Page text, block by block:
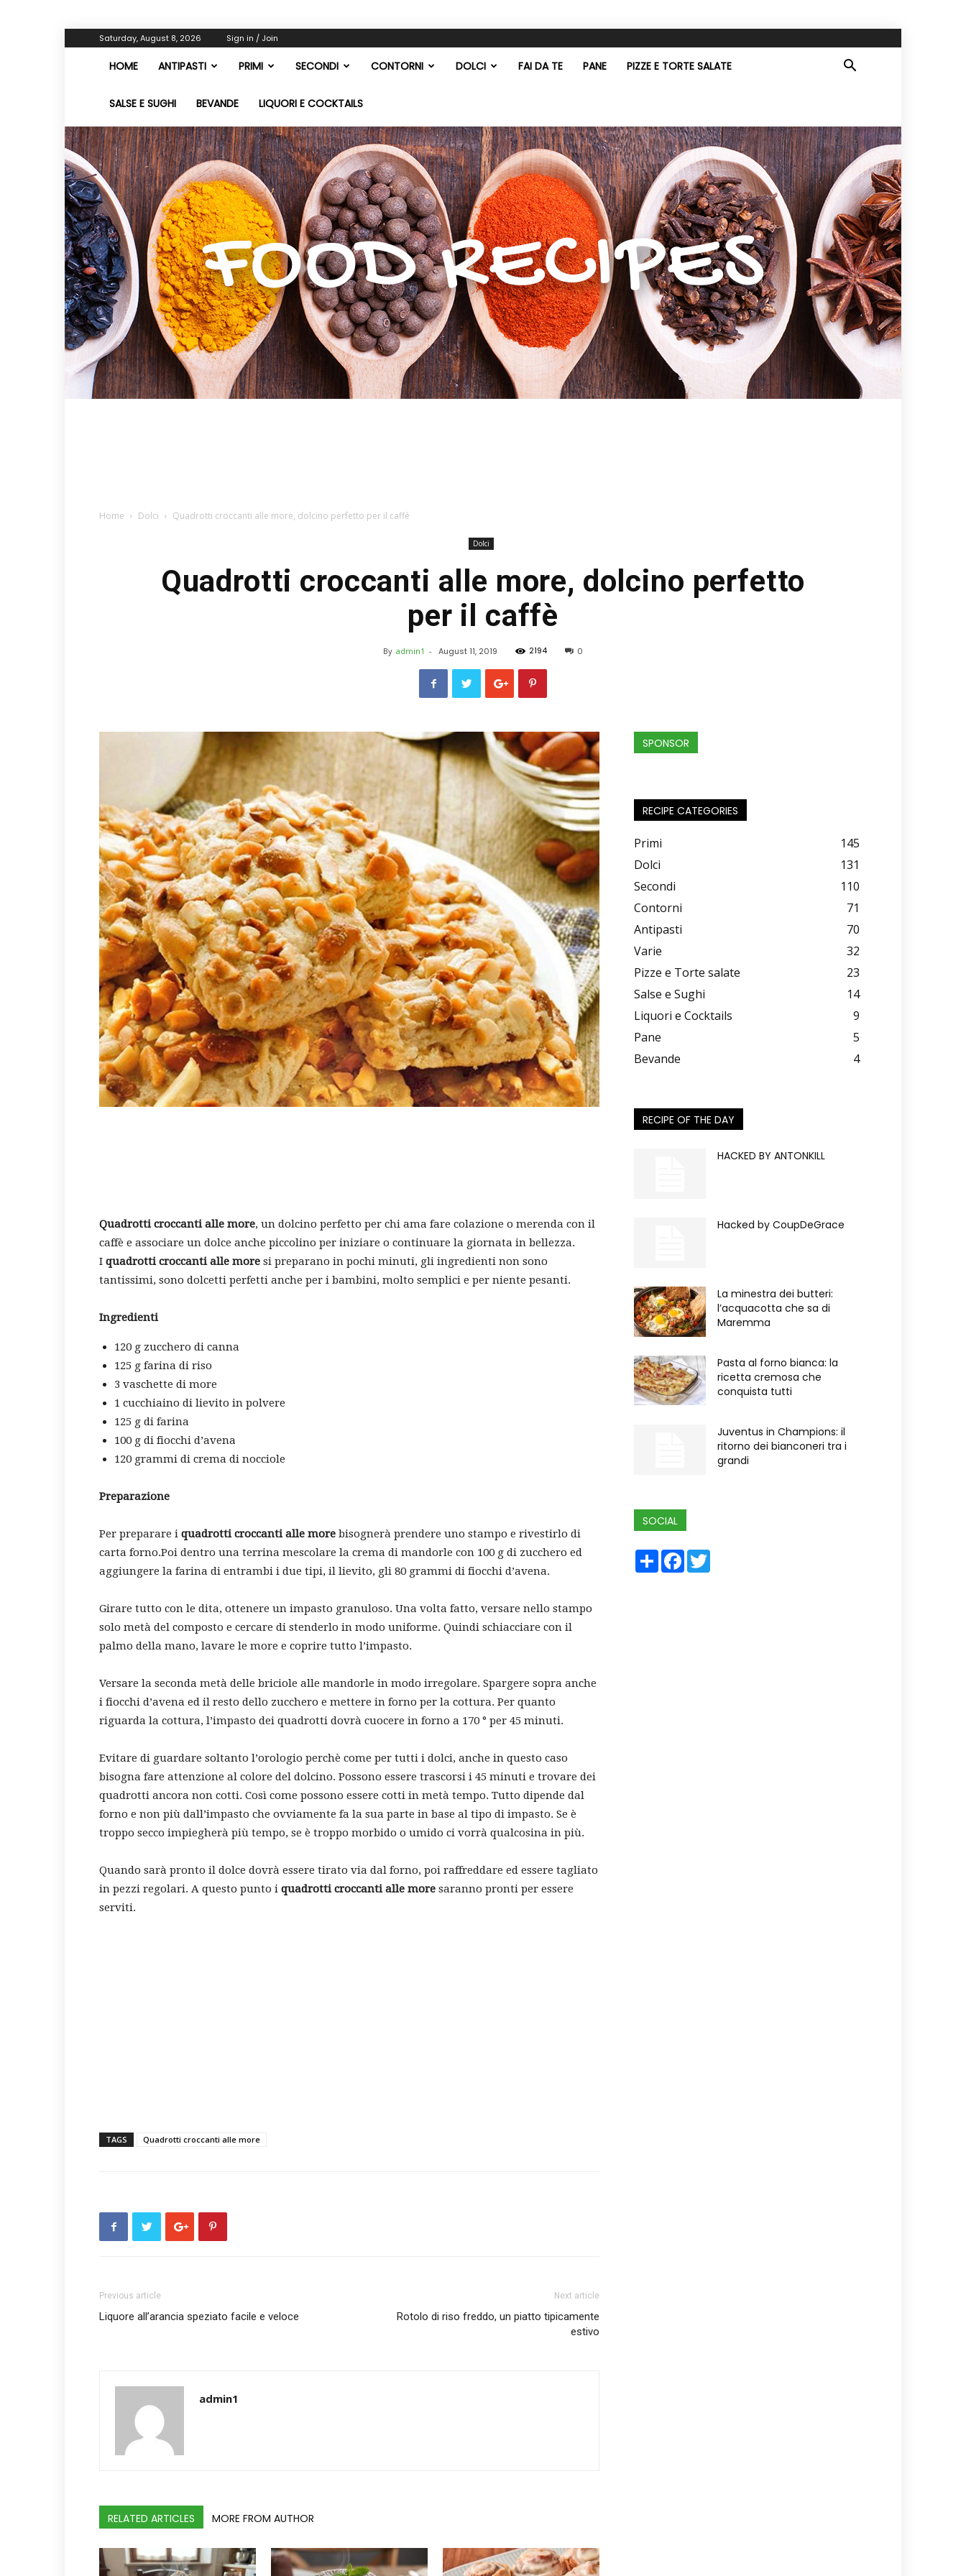
Saturday, August 8, 2026 Sign in / Join
HOME ANTIPASTI PRIMI SECONDI CONTORNI DOLCI FAI DA TE PANE PIZZE E TORTE SALATE
SALSE E SUGHI BEVANDE LIQUORI E COCKTAILS
Zero
Zero
–
ON
Home Dolci Quadrotti croccanti alle more, dolcino perfetto per il caffè
Dolci
Quadrotti croccanti alle more, dolcino perfetto
per il caffè
By admin1 - August 11, 2019 2194 0
Quadrotti croccanti alle more, un dolcino perfetto per chi ama fare colazione o merenda con il
caffè e associare un dolce anche piccolino per iniziare o continuare la giornata in bellezza.
I quadrotti croccanti alle more si preparano in pochi minuti, gli ingredienti non sono
tantissimi, sono dolcetti perfetti anche per i bambini, molto semplici e per niente pesanti.
Ingredienti
120 g zucchero di canna
125 g farina di riso
3 vaschette di more
1 cucchiaino di lievito in polvere
125 g di farina
100 g di fiocchi d’avena
120 grammi di crema di nocciole
Preparazione
Per preparare i quadrotti croccanti alle more bisognerà prendere uno stampo e rivestirlo di
carta forno.Poi dentro una terrina mescolare la crema di mandorle con 100 g di zucchero ed
aggiungere la farina di entrambi i due tipi, il lievito, gli 80 grammi di fiocchi d’avena.
Girare tutto con le dita, ottenere un impasto granuloso. Una volta fatto, versare nello stampo
solo metà del composto e cercare di stenderlo in modo uniforme. Quindi schiacciare con il
palmo della mano, lavare le more e coprire tutto l’impasto.
Versare la seconda metà delle briciole alle mandorle in modo irregolare. Spargere sopra anche
i fiocchi d’avena ed il resto dello zucchero e mettere in forno per la cottura. Per quanto
riguarda la cottura, l’impasto dei quadrotti dovrà cuocere in forno a 170 ° per 45 minuti.
Evitare di guardare soltanto l’orologio perchè come per tutti i dolci, anche in questo caso
bisogna fare attenzione al colore del dolcino. Possono essere trascorsi i 45 minuti e trovare dei
quadrotti ancora non cotti. Così come possono essere cotti in metà tempo. Tutto dipende dal
forno e non più dall’impasto che ovviamente fa la sua parte in base al tipo di impasto. Se è
troppo secco impiegherà più tempo, se è troppo morbido o umido ci vorrà qualcosina in più.
Quando sarà pronto il dolce dovrà essere tirato via dal forno, poi raffreddare ed essere tagliato
in pezzi regolari. A questo punto i quadrotti croccanti alle more saranno pronti per essere
serviti.
TAGS Quadrotti croccanti alle more
Previous article
Liquore all’arancia speziato facile e veloce
Next article
Rotolo di riso freddo, un piatto tipicamente
estivo
admin1
RELATED ARTICLES MORE FROM AUTHOR
SPONSOR
RECIPE CATEGORIES
Primi
145
Dolci
131
Secondi
110
Contorni
71
Antipasti
70
Varie
32
Pizze e Torte salate
23
Salse e Sughi
14
Liquori e Cocktails
9
Pane
5
Bevande
4
RECIPE OF THE DAY
HACKED BY ANTONKILL
Hacked by CoupDeGrace
La minestra dei butteri:
l’acquacotta che sa di
Maremma
Pasta al forno bianca: la
ricetta cremosa che
conquista tutti
Juventus in Champions: il
ritorno dei bianconeri tra i
grandi
SOCIAL
ShareFacebook